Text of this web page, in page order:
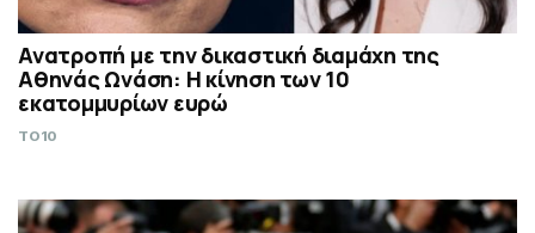
Ανατροπή με την δικαστική διαμάχη της
Αθηνάς Ωνάση: Η κίνηση των 10
εκατομμυρίων ευρώ
TO10